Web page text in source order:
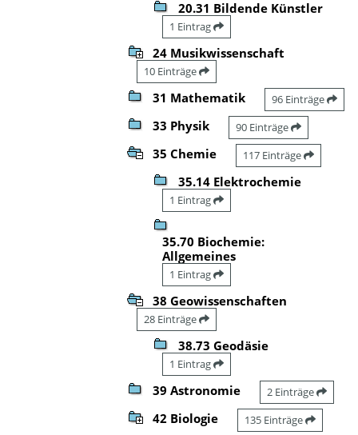
20.31 Bildende Künstler
1 Eintrag
24 Musikwissenschaft
10 Einträge
31 Mathematik 96 Einträge
33 Physik 90 Einträge
35 Chemie 117 Einträge
35.14 Elektrochemie
1 Eintrag
35.70 Biochemie:
Allgemeines
1 Eintrag
38 Geowissenschaften
28 Einträge
38.73 Geodäsie
1 Eintrag
39 Astronomie 2 Einträge
42 Biologie 135 Einträge